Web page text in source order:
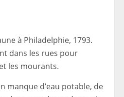
à Philadelphie, 1793.
dans les rues pour
les mourants.
manque d’eau potable, de